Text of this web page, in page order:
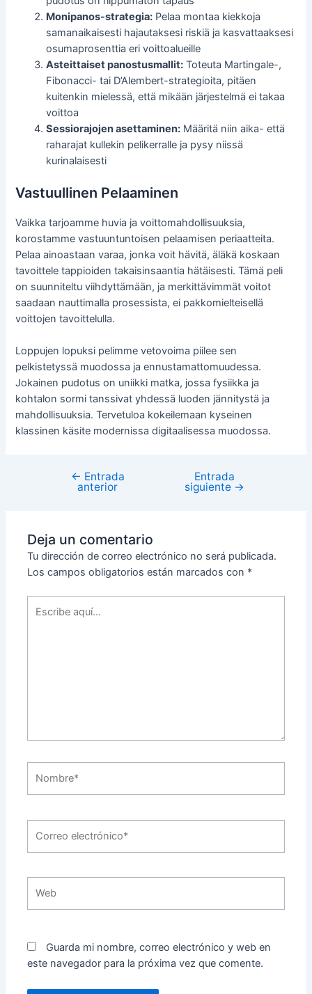
Monipanos-strategia: Pelaa montaa kiekkoja
samanaikaisesti hajautaksesi riskiä ja kasvattaaksesi
osumaprosenttia eri voittoalueille
Asteittaiset panostusmallit: Toteuta Martingale-,
Fibonacci- tai D’Alembert-strategioita, pitäen
kuitenkin mielessä, että mikään järjestelmä ei takaa
voittoa
Sessiorajojen asettaminen: Määritä niin aika- että
raharajat kullekin pelikerralle ja pysy niissä
kurinalaisesti
Vastuullinen Pelaaminen
Vaikka tarjoamme huvia ja voittomahdollisuuksia,
korostamme vastuuntuntoisen pelaamisen periaatteita.
Pelaa ainoastaan varaa, jonka voit hävitä, äläkä koskaan
tavoittele tappioiden takaisinsaantia hätäisesti. Tämä peli
on suunniteltu viihdyttämään, ja merkittävimmät voitot
saadaan nauttimalla prosessista, ei pakkomielteisellä
voittojen tavoittelulla.
Loppujen lopuksi pelimme vetovoima piilee sen
pelkistetyssä muodossa ja ennustamattomuudessa.
Jokainen pudotus on uniikki matka, jossa fysiikka ja
kohtalon sormi tanssivat yhdessä luoden jännitystä ja
mahdollisuuksia. Tervetuloa kokeilemaan kyseinen
klassinen käsite modernissa digitaalisessa muodossa.
← Entrada
anterior
Entrada
siguiente →
Deja un comentario
Tu dirección de correo electrónico no será publicada.
Los campos obligatorios están marcados con *
aquí...
electrónico*
Guarda mi nombre, correo electrónico y web en
este navegador para la próxima vez que comente.